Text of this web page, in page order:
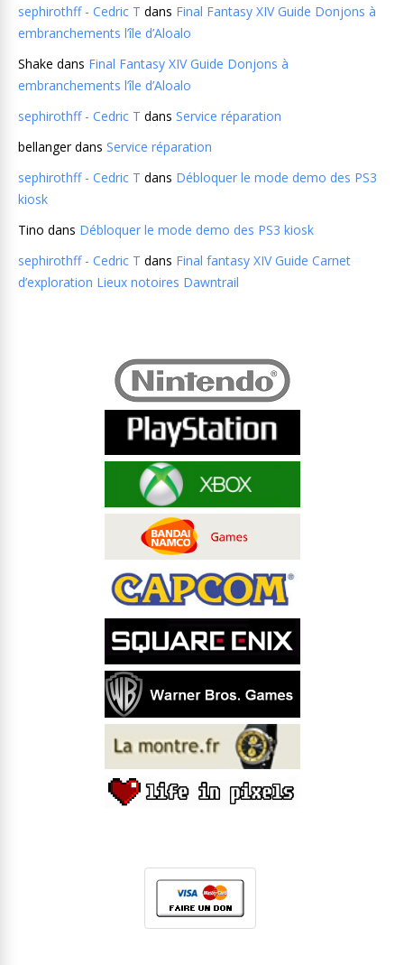
sephirothff - Cedric T dans Final Fantasy XIV Guide Donjons à
embranchements l’île d’Aloalo
Shake dans Final Fantasy XIV Guide Donjons à
embranchements l’île d’Aloalo
sephirothff - Cedric T dans Service réparation
bellangerdans Service réparation
sephirothff - Cedric T dans Débloquer le mode demo des PS3
kiosk
Tino dans Débloquer le mode demo des PS3 kiosk
sephirothff - Cedric T dans Final fantasy XIV Guide Carnet
d’exploration Lieux notoires Dawntrail